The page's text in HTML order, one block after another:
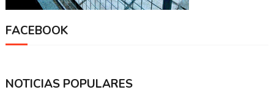
FACEBOOK
NOTICIAS POPULARES